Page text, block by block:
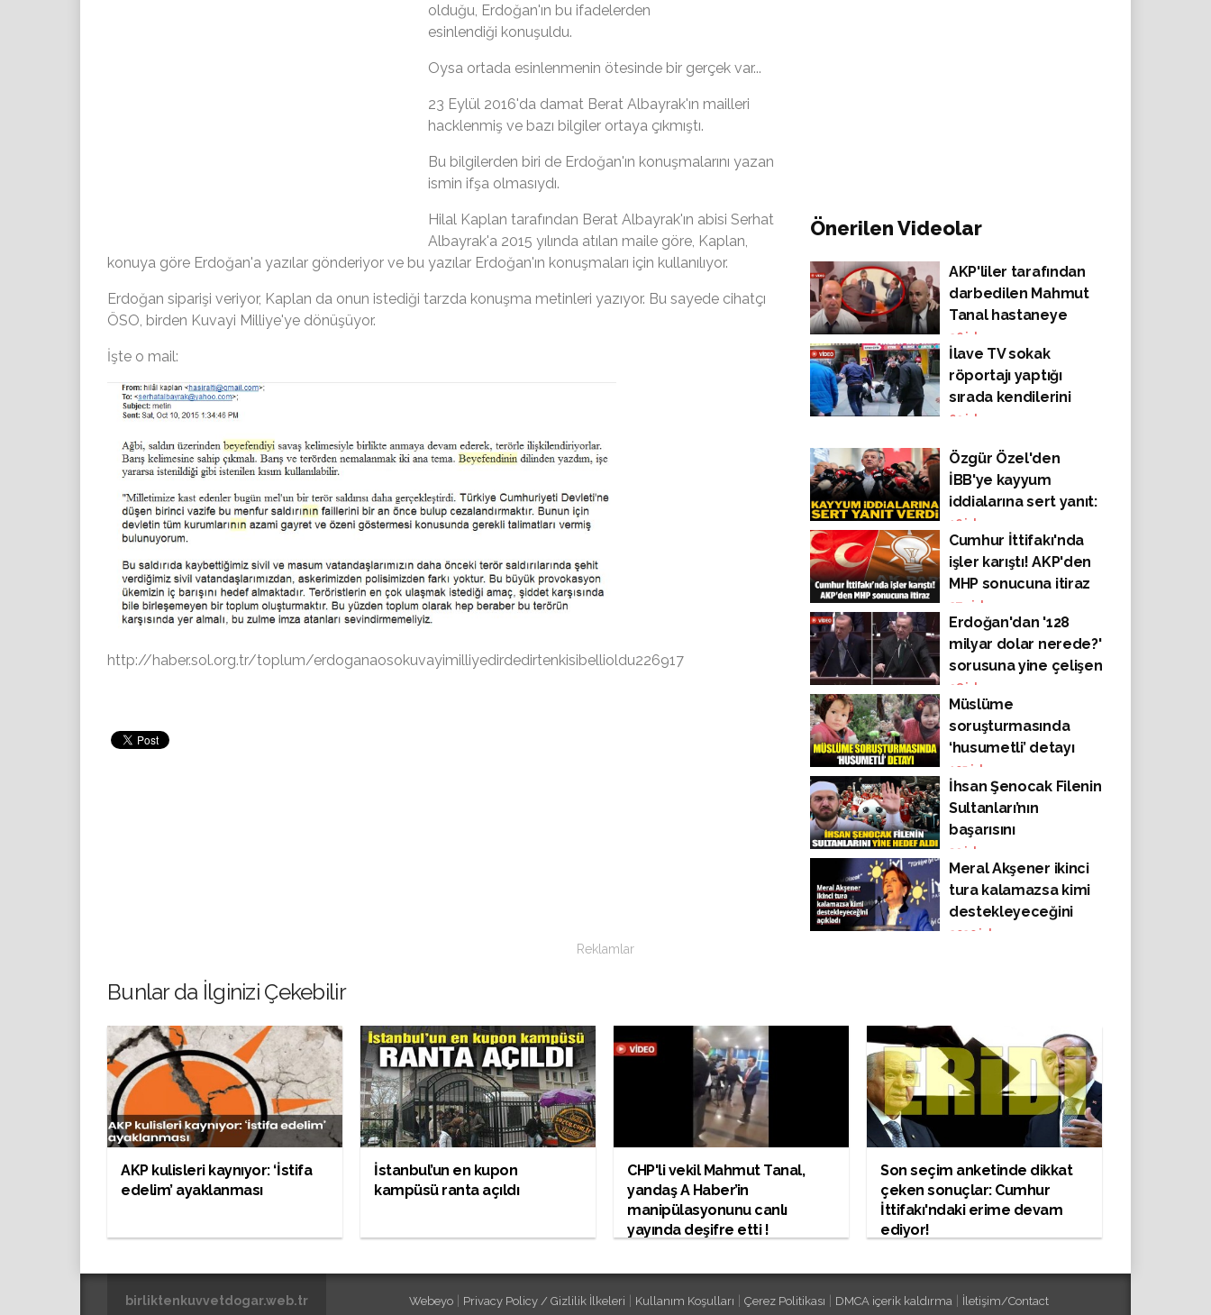
olduğu, Erdoğan'ın bu ifadelerden
esinlendiği konuşuldu.
Oysa ortada esinlenmenin ötesinde bir gerçek var...
23 Eylül 2016'da damat Berat Albayrak'ın mailleri
hacklenmiş ve bazı bilgiler ortaya çıkmıştı.
Bu bilgilerden biri de Erdoğan'ın konuşmalarını yazan
ismin ifşa olmasıydı.
Hilal Kaplan tarafından Berat Albayrak'ın abisi Serhat
Albayrak'a 2015 yılında atılan maile göre, Kaplan,
konuya göre Erdoğan'a yazılar gönderiyor ve bu yazılar Erdoğan'ın konuşmaları için kullanılıyor.
Erdoğan siparişi veriyor, Kaplan da onun istediği tarzda konuşma metinleri yazıyor. Bu sayede cihatçı
ÖSO, birden Kuvayi Milliye'ye dönüşüyor.
İşte o mail:
http://haber.sol.org.tr/toplum/erdoganaosokuvayimilliyedirdedirtenkisibellioldu226917
Önerilen Videolar
AKP'liler tarafından
darbedilen Mahmut
Tanal hastaneye
kaldırıldı
26 izlenme
İlave TV sokak
röportajı yaptığı
sırada kendilerini
ülkücü olarak tanıtan
saldırıya uğradı!
69 izlenme
Özgür Özel'den
İBB'ye kayyum
iddialarına sert yanıt:
"Cesaret edemezler"
16 izlenme
Cumhur İttifakı'nda
işler karıştı! AKP'den
MHP sonucuna itiraz
274 izlenme
Erdoğan'dan '128
milyar dolar nerede?'
sorusuna yine çelişen
cevaplar! Önce
'Salgında kullandık'
sonra 'Merkez
Bankası'nda duruyor!'
98izlenme
Müslüme
soruşturmasında
‘husumetli’ detayı
105 izlenme
İhsan Şenocak Filenin
Sultanları’nın
başarısını
hazmedemiyor! Yine
hedef aldı
39 izlenme
Meral Akşener ikinci
tura kalamazsa kimi
destekleyeceğini
açıkladı
2020 izlenme
Reklamlar
Bunlar da İlginizi Çekebilir
AKP kulisleri kaynıyor: ‘İstifa
edelim’ ayaklanması
İstanbul’un en kupon
kampüsü ranta açıldı
CHP'li vekil Mahmut Tanal,
yandaş A Haber’in
manipülasyonunu canlı
yayında deşifre etti !
Son seçim anketinde dikkat
çeken sonuçlar: Cumhur
İttifakı'ndaki erime devam
ediyor!
birliktenkuvvetdogar.web.tr Webeyo| Privacy Policy / Gizlilik İlkeleri Kullanım Koşulları Çerez Politikası DMCA içerik kaldırma İletişim/Contact